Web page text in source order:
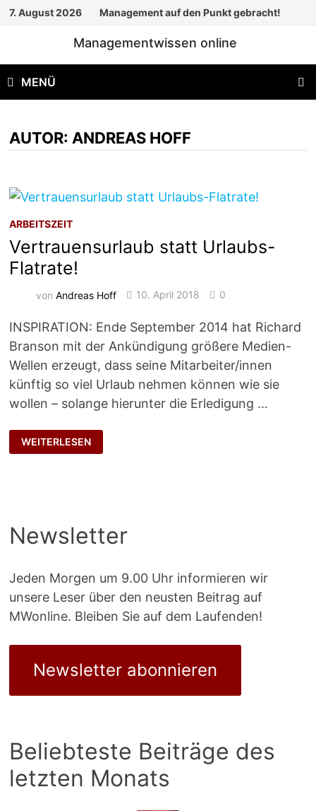
Zum
7. August 2026 Management auf den Punkt gebracht!
Managementwissen online
MENÜ
AUTOR: ANDREAS HOFF
ARBEITSZEIT
Vertrauensurlaub statt Urlaubs-
Flatrate!
vonAndreas Hoff 10. April 2018 0
INSPIRATION: Ende September 2014 hat Richard
Branson mit der Ankündigung größere Medien-
Wellen erzeugt, dass seine Mitarbeiter/innen
künftig so viel Urlaub nehmen können wie sie
wollen – solange hierunter die Erledigung …
VERTRAUENSURLAUB
STATT
URLAUBS-
WEITERLESEN
Newsletter
Jeden Morgen um 9.00 Uhr informieren wir
unsere Leser über den neusten Beitrag auf
MWonline. Bleiben Sie auf dem Laufenden!
Newsletter abonnieren
Beliebteste Beiträge des
letzten Monats